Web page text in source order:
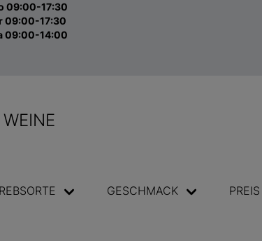
09:00-17:30
09:00-17:30
09:00-14:00
WEINE
REBSORTE GESCHMACK PREIS